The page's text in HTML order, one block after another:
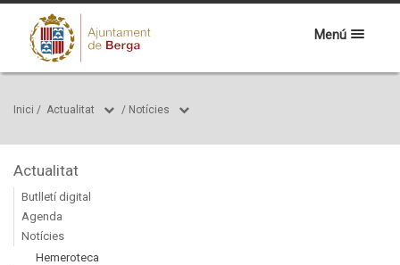
Menú
Inici / Actualitat / Notícies
Actualitat
Butlletí digital
Agenda
Notícies
Hemeroteca